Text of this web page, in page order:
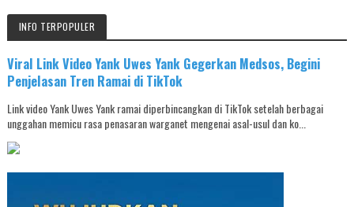
INFO TERPOPULER
Viral Link Video Yank Uwes Yank Gegerkan Medsos, Begini
Penjelasan Tren Ramai di TikTok
Link video Yank Uwes Yank ramai diperbincangkan di TikTok setelah berbagai
unggahan memicu rasa penasaran warganet mengenai asal-usul dan ko...